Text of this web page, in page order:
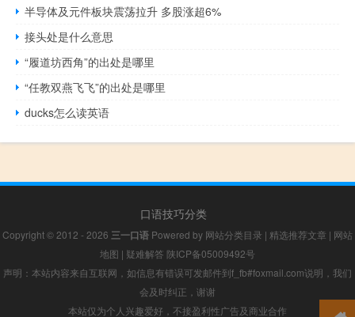
半导体及元件板块震荡拉升 多股涨超6%
接头处是什么意思
“履道坊西角”的出处是哪里
“任教双燕飞飞”的出处是哪里
ducks怎么读英语
口语技巧分类
Copyright © 2012 - 2026 三一口语 Powered by 网站分类目录 | 精选推荐文章 | 网站
地图 | 疑难解答 陕ICP备05009492号
声明：本站内容来自互联网，如信息有错误可发邮件到f_fb#foxmail.com说明，我们
会及时纠正，谢谢
本站仅为个人兴趣爱好，不接盈利性广告及商业合作